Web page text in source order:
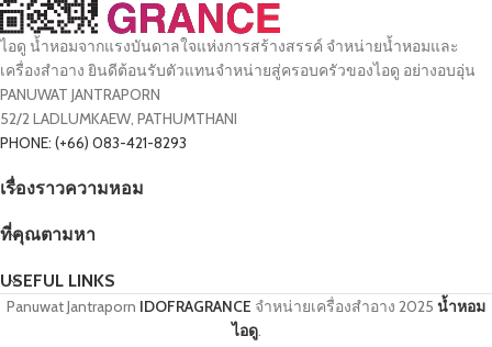
ไอดู น้ำหอมจากแรงบันดาลใจแห่งการสร้างสรรค์ จำหน่ายน้ำหอมและ
เครื่องสำอาง ยินดีต้อนรับตัวแทนจำหน่ายสู่ครอบครัวของไอดู อย่างอบอุ่น
PANUWAT JANTRAPORN
52/2 LADLUMKAEW, PATHUMTHANI
PHONE: (+66) 083-421-8293
เรื่องราวความหอม
ที่คุณตามหา
USEFUL LINKS
Panuwat Jantraporn IDOFRAGRANCE จำหน่ายเครื่องสำอาง 2025 น้ำหอม
ไอดู.